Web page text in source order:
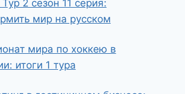
2 сезон 11 серия:
мир на русском
мира по хоккею в
итоги 1 тура